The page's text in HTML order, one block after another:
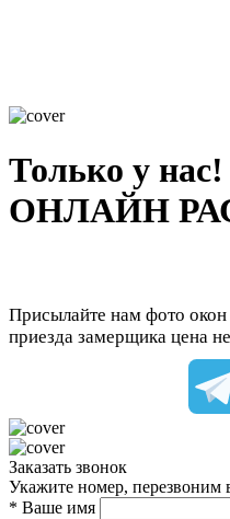
Только у нас!
ОНЛАЙН
Присылайте нам фото
приезда замерщика цена
Заказать звонок
Укажите номер, перезвоним
* Ваше имя